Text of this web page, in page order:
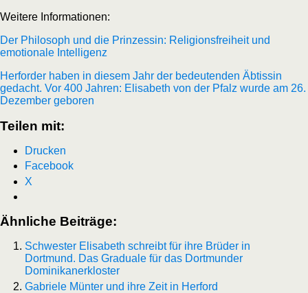
Weitere Informationen:
Der Philosoph und die Prinzessin: Religionsfreiheit und
emotionale Intelligenz
Herforder haben in diesem Jahr der bedeutenden Äbtissin
gedacht. Vor 400 Jahren: Elisabeth von der Pfalz wurde am 26.
Dezember geboren
Teilen mit:
Drucken
Facebook
X
Ähnliche Beiträge:
Schwester Elisabeth schreibt für ihre Brüder in
Dortmund. Das Graduale für das Dortmunder
Dominikanerkloster
Gabriele Münter und ihre Zeit in Herford